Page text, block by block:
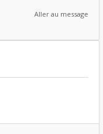
Aller au message